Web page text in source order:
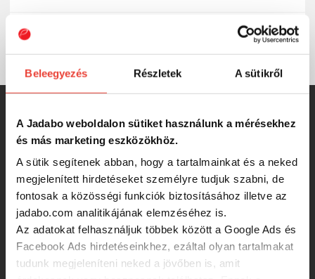
Beleegyezés Részletek A sütikről
A Jadabo weboldalon sütiket használunk a mérésekhez
és más marketing eszközökhöz.
A sütik segítenek abban, hogy a tartalmainkat és a neked
megjelenített hirdetéseket személyre tudjuk szabni, de
fontosak a közösségi funkciók biztosításához illetve az
jadabo.com analitikájának elemzéséhez is.
Az adatokat felhasználjuk többek között a Google Ads és
Facebook Ads hirdetéseinkhez, ezáltal olyan tartalmakat
tudunk megjeleníteni neked a jövőben is, amit
Kiszerelés 1 db/csomag
SZINTÉN KIVÁLÓAK
Iron Claw Just Shad plasztik csali
MGP Multi Glitter Pink UV 7,5cm
330 Ft
IRON CLAW Skinny Jake GS 14cm
gumihal